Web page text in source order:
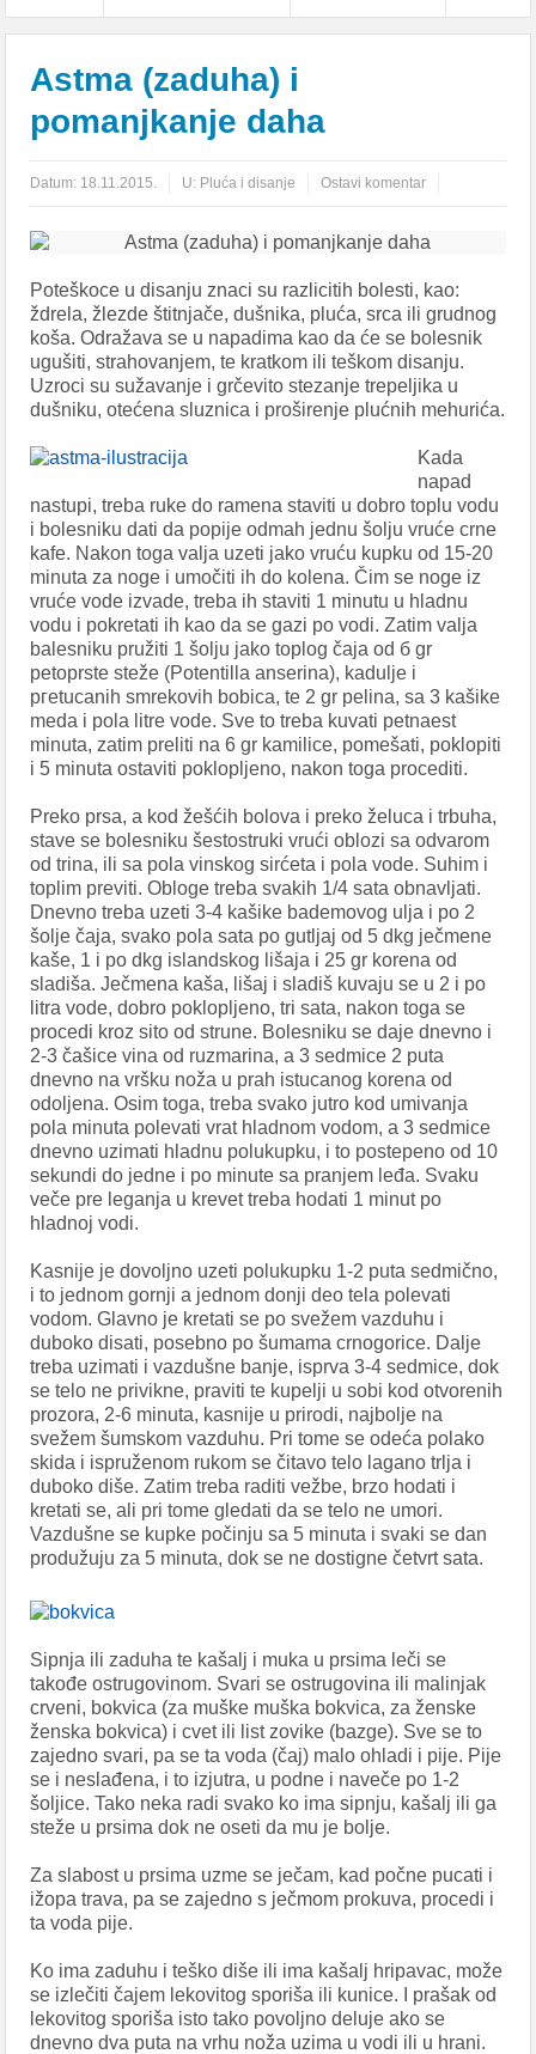
Astma (zaduha) i
pomanjkanje daha
Datum: 18.11.2015. U: Pluća i disanje Ostavi komentar
Poteškoce u disanju znaci su razlicitih bolesti, kao:
ždrela, žlezde štitnjače, dušnika, рlućа, srca ili grudnog
koša. Odražava se u napadima kao da ćе se bolesnik
ugušiti, strahovanjem, te kratkom ili teškom disanju.
Uzroci su sužavanje i grčevito stezanje trepeljika u
dušniku, otećena sluznica i proširenje plućnih mehurića.
Kada
napad
nastupi, treba ruke do ramena staviti u dobro toplu vodu
i bolesniku dati da popije odmah jednu šolju vruće crne
kafe. Nakon toga valja uzeti jako vruću kupku od 15-20
minuta za noge i umočiti ih do kolena. Čim se noge iz
vruće vode izvade, treba ih staviti 1 minutu u hladnu
vodu i pokretati ih kao da se gazi po vodi. Zatim valja
balesniku pružiti 1 šolju jako toplog čаја od б gr
petoprste steže (Potentilla anserina), kadulje i
ргеtucanih smrekovih bobica, te 2 gr pelina, sa 3 kašike
meda i роlа litre vode. Sve to treba kuvati petnaest
minuta, zatim preliti na 6 gr kamilice, pomešati, poklopiti
i 5 minuta ostaviti poklopljeno, nakon toga procediti.
Preko prsa, a kod žеšćih bolova i preko želuca i trbuha,
stave se bolesniku šestostruki vrući oblozi sa odvarom
od trina, ili sa pola vinskog sirćeta i pola vode. Suhim i
toplim previti. Obloge treba svakih 1/4 sata obnavljati.
Dnevno treba uzeti 3-4 kašike bademovog ulja i po 2
šolje čaja, svako pola sata po gutljaj od 5 dkg ječmene
kaše, 1 i po dkg islandskog lišaja i 25 gr korena od
sladiša. Ječmena kaša, lišaj i sladiš kuvaju se u 2 i po
litra vode, dobro poklopljeno, tri sata, nakon toga se
procedi kroz sito od strune. Bolesniku se daje dnevno i
2-3 čašice vina od ruzmarina, a 3 sedmice 2 puta
dnevno na vršku noža u prah istucanog korena od
odoljena. Osim toga, treba svako jutro kod umivanja
pola minuta polevati vrat hladnom vodom, a 3 sedmice
dnevno uzimati hladnu polukupku, i to postepeno od 10
sekundi do jedne i po minute sa pranjem leđa. Svaku
veče pre leganja u krevet treba hodati 1 minut po
hladnoj vodi.
Kasnije je dovoljno uzeti polukupku 1-2 puta sedmično,
i to jednom gornji a jednom donji deo tela polevati
vodom. Glavno je kretati se po svežem vazduhu i
duboko disati, posebno po šumama crnogorice. Dalje
treba uzimati i vazdušne banje, isprva 3-4 sedmice, dok
se telo ne privikne, praviti te kupelji u sobi kod otvorenih
prozora, 2-6 minuta, kasnije u prirodi, najbolje na
svežem šumskom vazduhu. Pri tome se odeća polako
skida i ispruženom rukom se čitavo telo lagano trlja i
duboko diše. Zatim treba raditi vežbe, brzo hodati i
kretati se, ali pri tome gledati da se telo ne umori.
Vazdušne se kupke počinju sa 5 minuta i svaki se dan
produžuju za 5 minuta, dok se ne dostigne četvrt sata.
Sipnja ili zaduha te kašalj i muka u prsima leči se
takođe ostrugovinom. Svari se ostrugovina ili malinjak
crveni, bokvica (za muške muška bokvica, za ženske
ženska bokvica) i cvet ili list zovike (bazge). Sve se to
zajedno svari, pa se ta voda (čaj) malo ohladi i pije. Pije
se i neslađena, i to izjutra, u podne i naveče po 1-2
šoljice. Tako neka radi svako ko ima sipnju, kašalj ili ga
steže u prsima dok ne oseti da mu je bolje.
Za slabost u prsima uzme se ječam, kad počne pucati i
ižopa trava, pa se zajedno s ječmom prokuva, procedi i
ta voda pije.
Ko ima zaduhu i teško diše ili ima kašalj hripavac, može
se izlečiti čajem lekovitog sporiša ili kunice. I prašak od
lekovitog sporiša isto tako povoljno deluje ako se
dnevno dva puta na vrhu noža uzima u vodi ili u hrani.